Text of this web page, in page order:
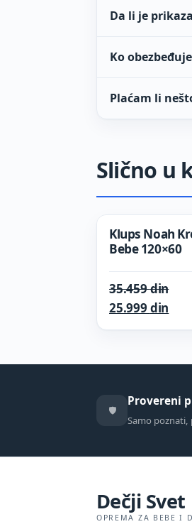
Da li je
Ko
Plaćam li
Slično u
Klups Noah
Bebe 120×60
35.459din
25.999 din
🛡️
Provereni
Samo poznati,
Dečji Svet
OPREMA ZA BEBE I